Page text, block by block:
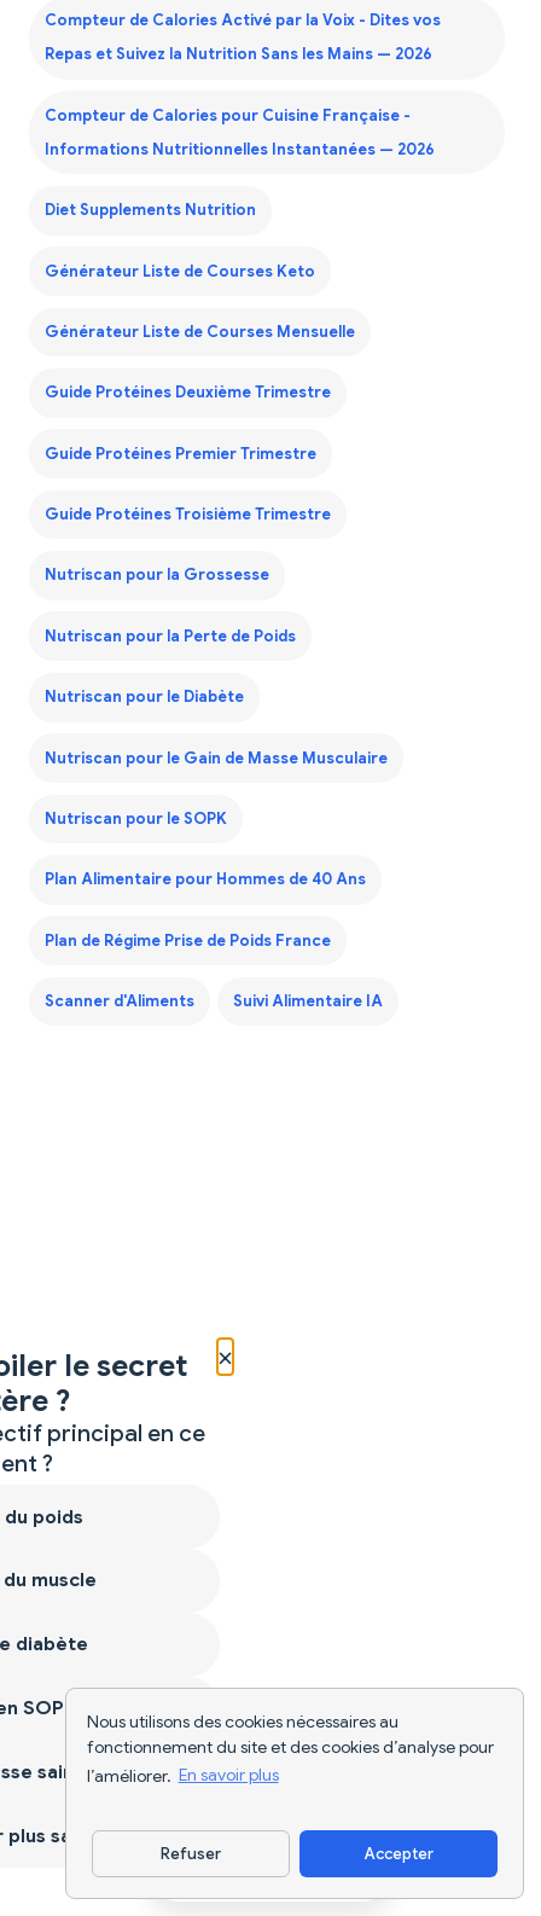
Nous utilisons des cookies nécessaires au
fonctionnement du site et des cookies d’analyse pour
l’améliorer. En savoir plus
Refuser Accepter
Compteur de Calories Activé par la Voix - Dites vos
Repas et Suivez la Nutrition Sans les Mains — 2026
Compteur de Calories pour Cuisine Française -
Informations Nutritionnelles Instantanées — 2026
Diet Supplements Nutrition
Générateur Liste de Courses Keto
Générateur Liste de Courses Mensuelle
Guide Protéines Deuxième Trimestre
Guide Protéines Premier Trimestre
Guide Protéines Troisième Trimestre
Nutriscan pour la Grossesse
Nutriscan pour la Perte de Poids
Nutriscan pour le Diabète
Nutriscan pour le Gain de Masse Musculaire
Nutriscan pour le SOPK
Plan Alimentaire pour Hommes de 40 Ans
Plan de Régime Prise de Poids France
Scanner d'Aliments Suivi Alimentaire IA
Télécharger l'appli
×
le secret
?
principal en ce
?
poids
muscle
diabète
SOPK
saine
sain